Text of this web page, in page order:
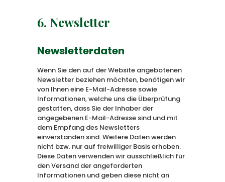
6. Newsletter
Newsletter­daten
Wenn Sie den auf der Website angebotenen
Newsletter beziehen möchten, benötigen wir
von Ihnen eine E-Mail-Adresse sowie
Informationen, welche uns die Überprüfung
gestatten, dass Sie der Inhaber der
angegebenen E-Mail-Adresse sind und mit
dem Empfang des Newsletters
einverstanden sind. Weitere Daten werden
nicht bzw. nur auf freiwilliger Basis erhoben.
Diese Daten verwenden wir ausschließlich für
den Versand der angeforderten
Informationen und geben diese nicht an